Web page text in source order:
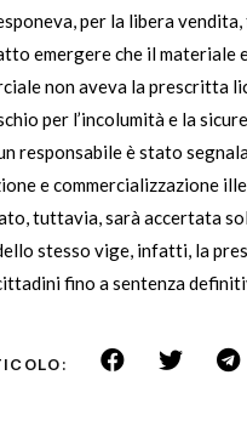
per la libera
emergere che il
non aveva la prescritta
per l’incolumità e la
responsabile è stato
e commercializzazione
tuttavia, sarà accertata
stesso vige, infatti, la
fino a sentenza